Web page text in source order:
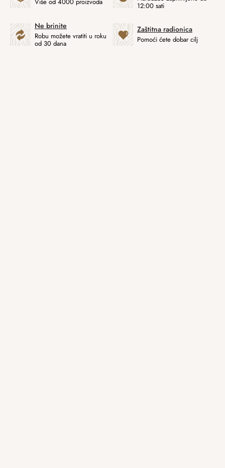
Više od 4000 proizvoda 12:00 sati
Ne brinite
Robu možete vratiti u roku
od 30 dana
Zaštitna radionica
Pomoći ćete dobar cilj